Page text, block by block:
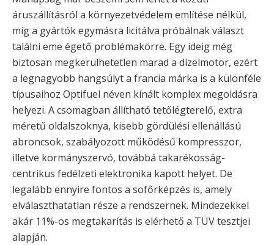
áruszállításról a környezetvédelem említése nélkül,
míg a gyártók egymásra licitálva próbálnak választ
találni eme égető problémakörre. Egy ideig még
biztosan megkerülhetetlen marad a dízelmotor, ezért
a legnagyobb hangsúlyt a francia márka is a különféle
típusaihoz Optifuel néven kínált komplex megoldásra
helyezi. A csomagban állítható tetőlégterelő, extra
méretű oldalszoknya, kisebb gördülési ellenállású
abroncsok, szabályozott működésű kompresszor,
illetve kormányszervó, továbbá takarékosság-
centrikus fedélzeti elektronika kapott helyet. De
legalább ennyire fontos a sofőrképzés is, amely
elválaszthatatlan része a rendszernek. Mindezekkel
akár 11%-os megtakarítás is elérhető a TÜV tesztjei
alapján.